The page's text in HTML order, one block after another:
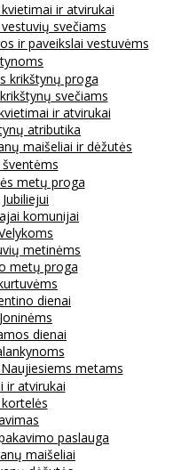
ir atvirukai
svečiams
ir paveikslai vestuvėms
krikštynų proga
svečiams
ir atvirukai
atributika
maišeliai ir dėžutės
metų proga
Jubiliejui
komunijai
metinėms
metų proga
dienai
Joninėms
dienai
metams
ir atvirukai
paslauga
maišeliai